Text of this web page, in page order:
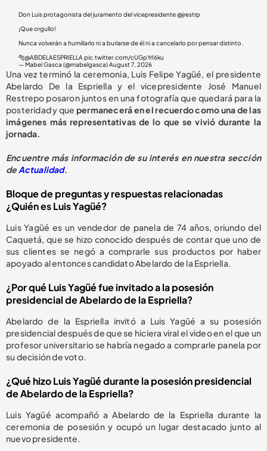
Don Luis protagonista del juramento del vicepresidente@jrestrp
¡Que orgullo!
Nunca volverán a humillarlo ni a burlarse de él ni a cancelarlo por pensar distinto.
🐅@ABDELAESPRIELLA pic.twitter.com/cUGpYrI6ku
— Mabel Gasca (@mabelgasca)August 7, 2026
Una vez terminó la ceremonia, Luis Felipe Yagüé, el presidente
Abelardo De la Espriella y el vicepresidente José Manuel
Restrepo posaron juntos en una fotografía que quedará para la
posteridad y quepermanecerá en el recuerdo como una de las
imágenes más representativas de lo que se vivió durante la
jornada.
Encuentre más información de su interés en nuestra sección
deActualidad.
Bloque de preguntas y respuestas relacionadas
¿Quién es Luis Yagüé?
Luis Yagüé es un vendedor de panela de 74 años, oriundo del
Caquetá, que se hizo conocido después de contar que uno de
sus clientes se negó a comprarle sus productos por haber
apoyado al entonces candidato Abelardo de la Espriella.
¿Por qué Luis Yagüé fue invitado a la posesión
presidencial de Abelardo de la Espriella?
Abelardo de la Espriella invitó a Luis Yagüé a su posesión
presidencial después de que se hiciera viral el video en el que un
profesor universitario se habría negado a comprarle panela por
su decisión de voto.
¿Qué hizo Luis Yagüé durante la posesión presidencial
de Abelardo de la Espriella?
Luis Yagüé acompañó a Abelardo de la Espriella durante la
ceremonia de posesión y ocupó un lugar destacado junto al
nuevo presidente.